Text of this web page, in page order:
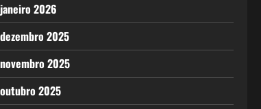
janeiro 2026
dezembro 2025
novembro 2025
outubro 2025